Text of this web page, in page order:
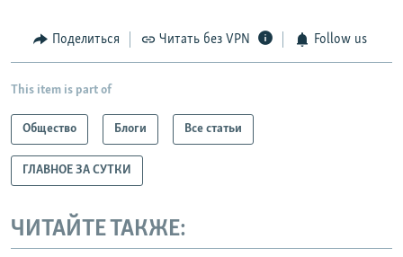
Поделиться Читать без VPN Follow us
This item is part of
Общество Блоги Все статьи
ГЛАВНОЕ ЗА СУТКИ
ЧИТАЙТЕ ТАКЖЕ: